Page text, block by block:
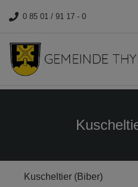
0 85 01 / 91 17 - 0
Kuscheltier (Biber)